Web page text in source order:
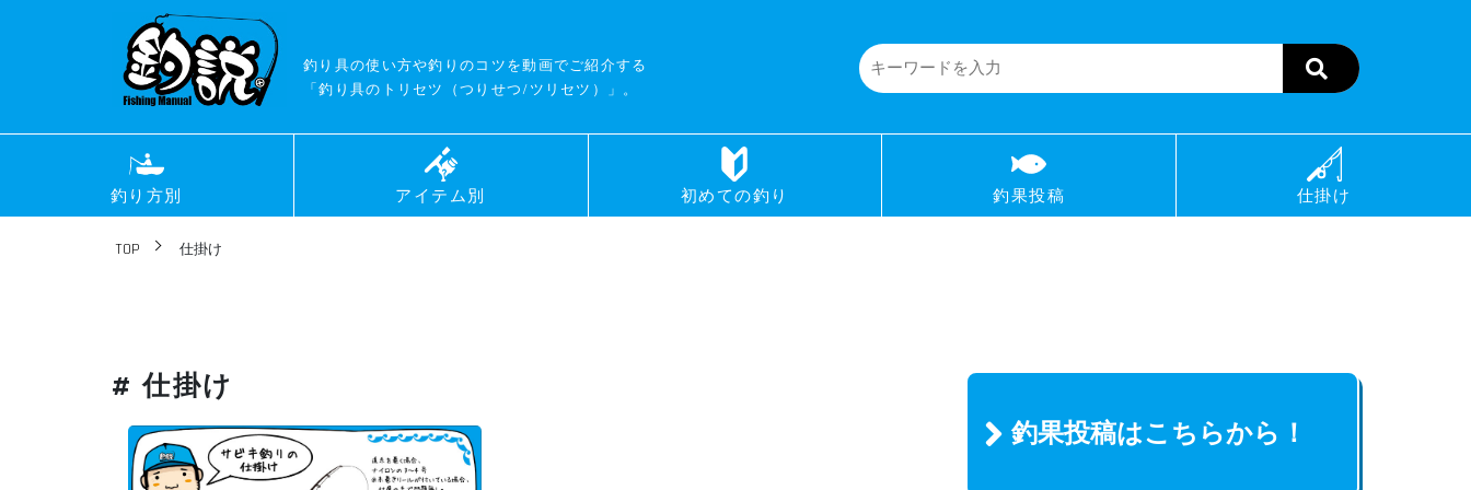
釣り具の使い方や釣りのコツを動画でご紹介する
「釣り具のトリセツ（つりせつ/ツリセツ）」。
釣り方別 アイテム別 初めての釣り 釣果投稿 仕掛け
TOP 仕掛け
# 仕掛け
釣果投稿はこちらから！